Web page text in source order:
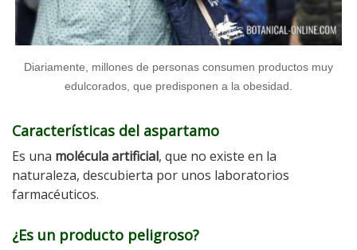
Diariamente, millones de personas consumen productos muy
edulcorados, que predisponen a la obesidad.
Características del aspartamo
Es una molécula artificial, que no existe en la
naturaleza, descubierta por unos laboratorios
farmacéuticos.
¿Es un producto peligroso?